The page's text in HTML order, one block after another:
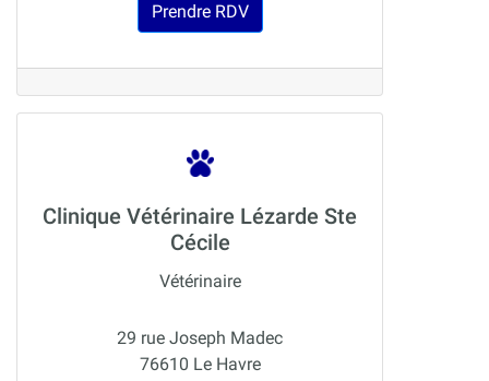
Prendre RDV
Clinique Vétérinaire Lézarde Ste
Cécile
Vétérinaire
29 rue Joseph Madec
76610 Le Havre